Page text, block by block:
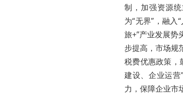
制，加强资源
为“无界”，融
旅+”产业发展势
步提高，市场规
税费优惠政策，
建设、企业运
力，保障企业市